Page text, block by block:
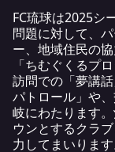
FC琉球は2025シ
問題に対して、
ー、地域住民の
「ちむぐくるプ
訪問での「夢講
パトロール」や
岐にわたります
ウンとするクラ
力してまいります